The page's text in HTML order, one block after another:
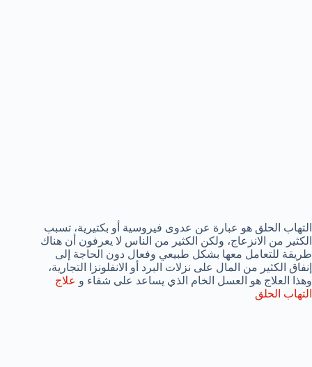
التهاب الحلق هو عبارة عن عدوى فيروسية أو بكتيرية، تسبب
الكثير من الانزعاج، ولكن الكثير من الناس لا يعرفون أن هناك
طريقة للتعامل معها بشكل طبيعي وفعال دون الحاجة إلى
إنفاق الكثير من المال على نزلات البرد أو الانفلونزا التجارية،
وهذا العلاج هو العسل الخام الذي يساعد على شفاء و علاج
التهاب الحلق